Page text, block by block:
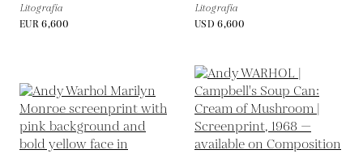
Litografía
EUR 6,600
Litografía
USD 6,600